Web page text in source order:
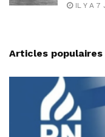
IL Y A 7
Articles populaires